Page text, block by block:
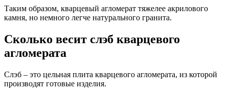
Таким образом, кварцевый агломерат тяжелее акрилового
камня, но немного легче натурального гранита.
Сколько весит слэб кварцевого
агломерата
Слэб – это цельная плита кварцевого агломерата, из которой
производят готовые изделия.